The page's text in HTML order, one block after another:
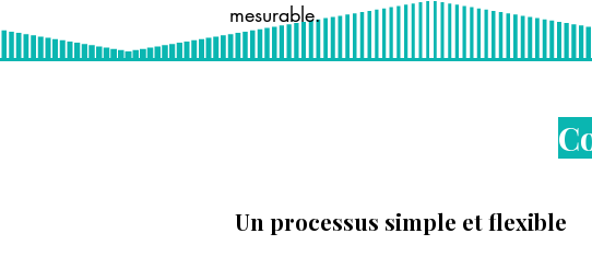
mesurable.
Un processus simple et flexible